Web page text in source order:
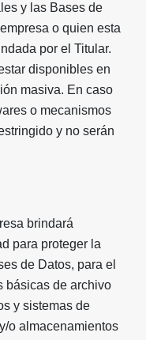
y las Bases de
o quien esta
por el Titular.
disponibles en
masiva. En caso
o mecanismos
y no serán
brindará
para proteger la
de Datos, para el
básicas de archivo
y sistemas de
o almacenamientos